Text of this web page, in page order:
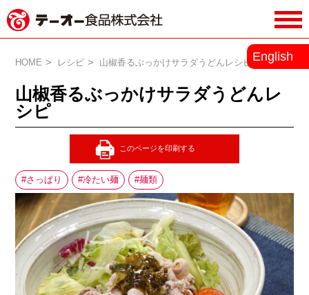
ー食品株式会社
English
HOME レシピ 山椒香るぶっかけサラダうどんレシピ
山椒香るぶっかけサラダうどんレ
シピ
さっぱり 冷たい麺 麺類